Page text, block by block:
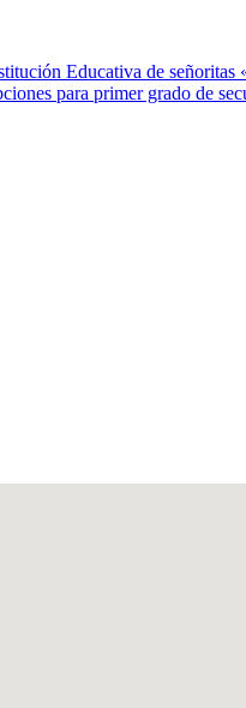
Educativa de señoritas
para primer grado de